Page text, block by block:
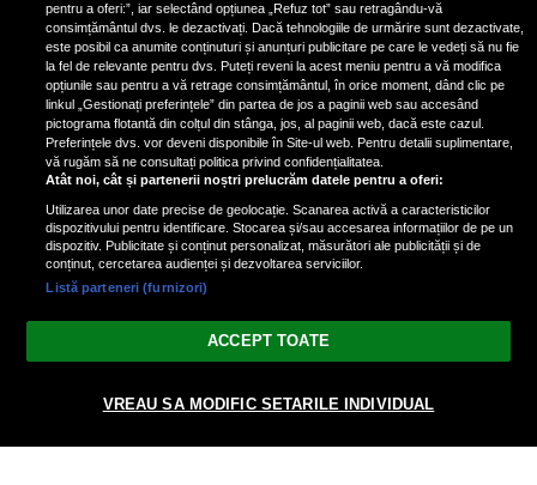
Condimentul cu proprietăți
antiinflamatorii care reduce
stresul și îmbunătățește circulația
pentru a oferi:”, iar selectând opțiunea „Refuz tot” sau retragându-vă
consimțământul dvs. le dezactivați. Dacă tehnologiile de urmărire sunt dezactivate,
este posibil ca anumite conținuturi și anunțuri publicitare pe care le vedeți să nu fie
la fel de relevante pentru dvs. Puteți reveni la acest meniu pentru a vă modifica
opțiunile sau pentru a vă retrage consimțământul, în orice moment, dând clic pe
linkul „Gestionați preferințele” din partea de jos a paginii web sau accesând
pictograma flotantă din colțul din stânga, jos, al paginii web, dacă este cazul.
Preferințele dvs. vor deveni disponibile în Site-ul web. Pentru detalii suplimentare,
vă rugăm să ne consultați politica privind confidențialitatea.
Atât noi, cât și partenerii noștri prelucrăm datele pentru a oferi:
Utilizarea unor date precise de geolocație. Scanarea activă a caracteristicilor
dispozitivului pentru identificare. Stocarea și/sau accesarea informațiilor de pe un
dispozitiv. Publicitate și conținut personalizat, măsurători ale publicității și de
conținut, cercetarea audienței și dezvoltarea serviciilor.
Listă parteneri (furnizori)
ACCEPT TOATE
VREAU SA MODIFIC SETARILE INDIVIDUAL